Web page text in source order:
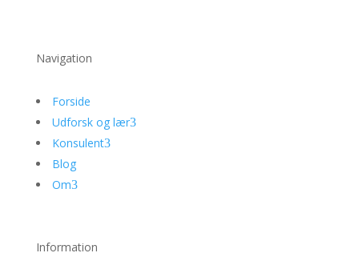
Navigation
Forside
Udforsk og lær3
Konsulent3
Blog
Om3
Information